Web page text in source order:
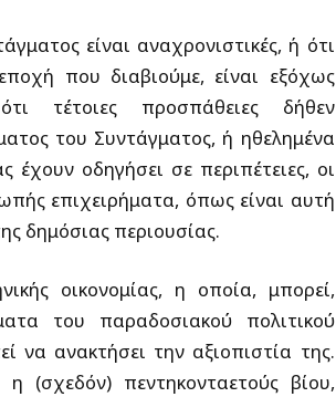
είναι αναχρονιστικές, ή ότι
που διαβιούμε, είναι εξόχως
τέτοιες προσπάθειες δήθεν
του Συντάγματος, ή ηθελημένα
έχουν οδηγήσει σε περιπέτειες, οι
επιχειρήματα, όπως είναι αυτή
δημόσιας περιουσίας.
οικονομίας, η οποία, μπορεί,
του παραδοσιακού πολιτικού
να ανακτήσει την αξιοπιστία της.
(σχεδόν) πεντηκονταετούς βίου,